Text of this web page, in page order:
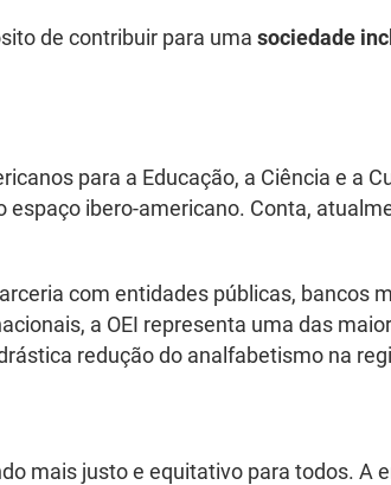
de contribuir para uma sociedade
para a Educação, a Ciência e a
ibero-americano. Conta,
com entidades públicas, bancos
a OEI representa uma das
redução do analfabetismo na
mais justo e equitativo para todos. A